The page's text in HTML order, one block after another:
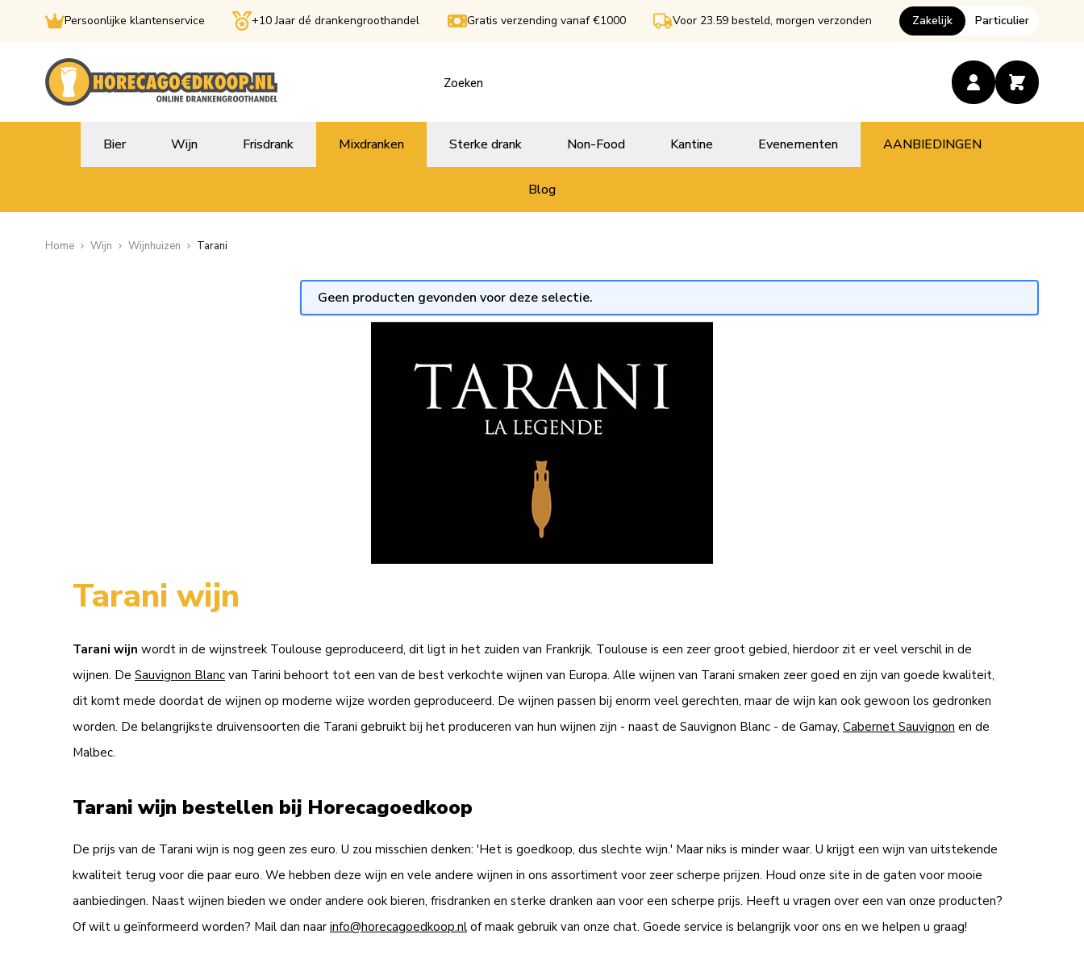
Persoonlijke klantenservice +10 Jaar dé drankengroothandel Gratis verzending vanaf €1000 Voor 23.59 besteld, morgen verzonden Zakelijk Particulier
Bier Wijn Frisdrank Mixdranken Sterke drank Non-Food Kantine Evenementen AANBIEDINGEN
Blog
Home Wijn Wijnhuizen Tarani
Geen producten gevonden voor deze selectie.
Tarani wijn
Tarani wijn wordt in de wijnstreek Toulouse geproduceerd, dit ligt in het zuiden van Frankrijk. Toulouse is een zeer groot gebied, hierdoor zit er veel verschil in de
wijnen. De Sauvignon Blanc van Tarini behoort tot een van de best verkochte wijnen van Europa. Alle wijnen van Tarani smaken zeer goed en zijn van goede kwaliteit,
dit komt mede doordat de wijnen op moderne wijze worden geproduceerd. De wijnen passen bij enorm veel gerechten, maar de wijn kan ook gewoon los gedronken
worden. De belangrijkste druivensoorten die Tarani gebruikt bij het produceren van hun wijnen zijn - naast de Sauvignon Blanc - de Gamay, Cabernet Sauvignon en de
Malbec.
Tarani wijn bestellen bij Horecagoedkoop
De prijs van de Tarani wijn is nog geen zes euro. U zou misschien denken: 'Het is goedkoop, dus slechte wijn.' Maar niks is minder waar. U krijgt een wijn van uitstekende
kwaliteit terug voor die paar euro. We hebben deze wijn en vele andere wijnen in ons assortiment voor zeer scherpe prijzen. Houd onze site in de gaten voor mooie
aanbiedingen. Naast wijnen bieden we onder andere ook bieren, frisdranken en sterke dranken aan voor een scherpe prijs. Heeft u vragen over een van onze producten?
Of wilt u geïnformeerd worden? Mail dan naar info@horecagoedkoop.nl of maak gebruik van onze chat. Goede service is belangrijk voor ons en we helpen u graag!